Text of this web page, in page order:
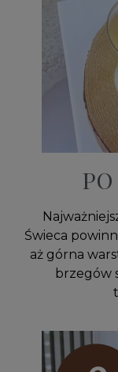
Świeca
aż górna
brzegów